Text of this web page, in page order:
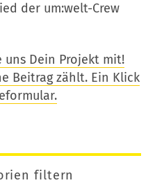
der um:welt-Crew
uns Dein Projekt mit!
Beitrag zählt. Ein Klick
filtern